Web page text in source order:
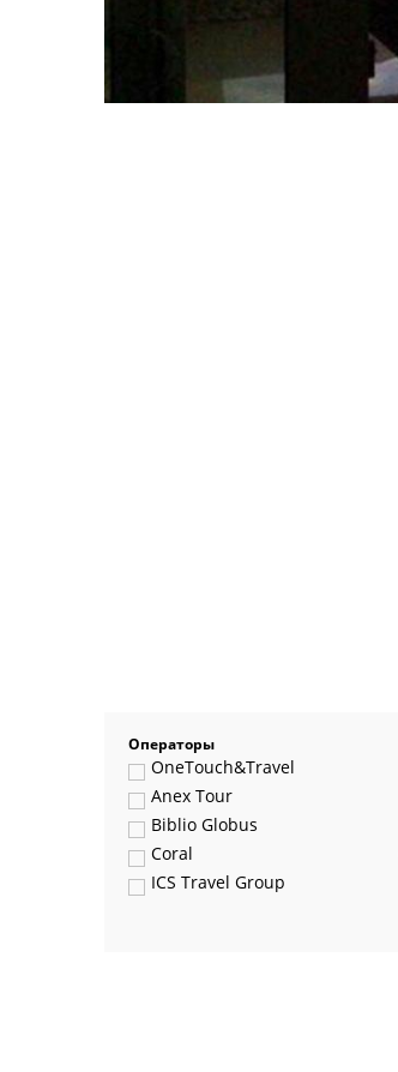
Операторы
OneTouch&Travel
Anex Tour
Biblio Globus
Coral
ICS Travel Group